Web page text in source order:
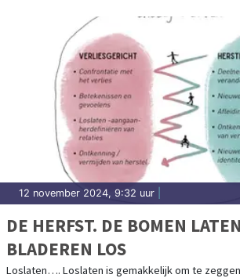
12 november 2024, 9:32 uur
DE HERFST. DE BOMEN
BLADEREN LOS
Loslaten…. Loslaten is gemakkelijk om te